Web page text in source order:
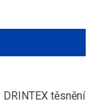
DRINTEX těsnění